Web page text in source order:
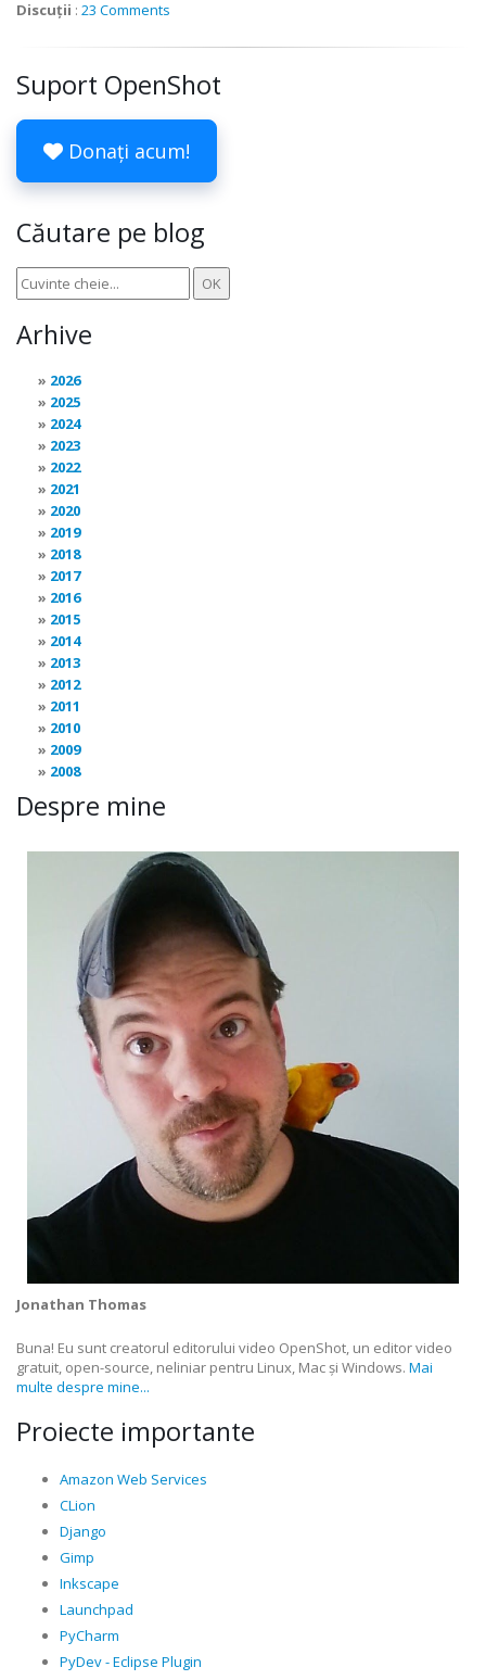
Discuții : 23 Comments
Suport OpenShot
Donați acum!
Căutare pe blog
Arhive
2026
2025
2024
2023
2022
2021
2020
2019
2018
2017
2016
2015
2014
2013
2012
2011
2010
2009
2008
Despre mine
Jonathan Thomas
Buna! Eu sunt creatorul editorului video OpenShot, un editor video
gratuit, open-source, neliniar pentru Linux, Mac și Windows. Mai
multe despre mine...
Proiecte importante
Amazon Web Services
CLion
Django
Gimp
Inkscape
Launchpad
PyCharm
PyDev - Eclipse Plugin